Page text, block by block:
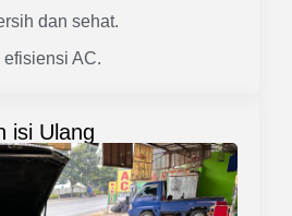
dan sehat.
AC.
isi Ulang